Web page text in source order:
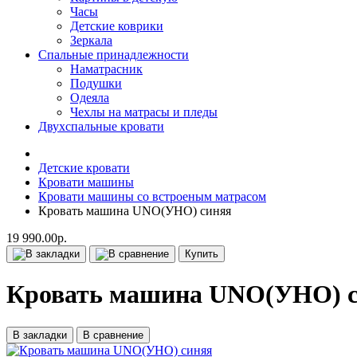
Часы
Детские коврики
Зеркала
Спальные принадлежности
Наматрасник
Подушки
Одеяла
Чехлы на матрасы и пледы
Двухспальные кровати
Детские кровати
Кровати машины
Кровати машины со встроеным матрасом
Кровать машина UNO(УНО) синяя
19 990.00р.
Купить
Кровать машина UNO(УНО)
В закладки В сравнение